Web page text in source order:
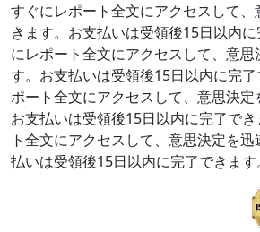
すぐにレポート全文にアクセスして
きます。お支払いは受領後15日以内に
にレポート全文にアクセスして、意思
す。お支払いは受領後15日以内に完了
ポート全文にアクセスして、意思決定
お支払いは受領後15日以内に完了でき
ト全文にアクセスして、意思決定を
払いは受領後15日以内に完了できます。